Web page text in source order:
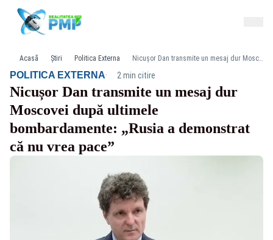
Acasă Știri Politica Externa Nicușor Dan transmite un mesaj dur Moscovei după ultimele bombardamente: „Rusia a demonstrat că nu vrea pace”
POLITICA EXTERNA· 2 min citire
Nicușor Dan transmite un mesaj dur
Moscovei după ultimele
bombardamente: „Rusia a demonstrat
că nu vrea pace”